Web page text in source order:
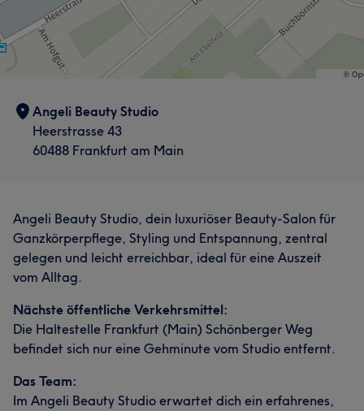
Nägel Gesicht
Portfolio
волос ✨
Services
Portfolio
🌸 Индивидуально подбирает форму и помогает
скорректировать асимметрию бровей, чтобы
подчеркнуть естественную красоту и гармонию лица ✨
Красивый взгляд, ухоженные брови и приятная
Services
Portfolio
Angeli Beauty Studio
Heerstrasse 43
60488 Frankfurt am Main
Angeli Beauty Studio, dein luxuriöser Beauty-Salon für
Ganzkörperpflege, Styling und Entspannung, zentral
gelegen und leicht erreichbar, ideal für eine Auszeit
vom Alltag.
Nächste öffentliche Verkehrsmittel:
Die Haltestelle Frankfurt (Main) Schönberger Weg
befindet sich nur eine Gehminute vom Studio entfernt.
Das Team:
Im Angeli Beauty Studio erwartet dich ein erfahrenes,